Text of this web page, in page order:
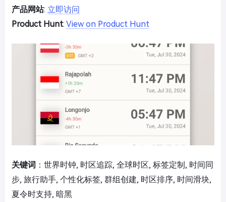
产品网站: 立即访问
Product Hunt: View on Product Hunt
关键词 ：世界时钟, 时区追踪, 全球时区, 标签定制, 时间同
步, 旅行助手, 个性化标签, 群组创建, 时区排序, 时间滑块,
夏令时支持, 暗黑